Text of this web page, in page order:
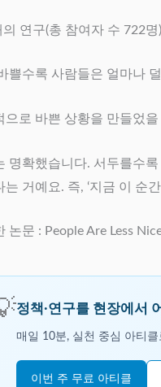
의 연구(총 참여자 수 722
쁠수록 사람들은 얼마나
으로 바쁜 상황을 만들었
명확했습니다. 서두를수
는 거예요. 즉, ‘지금 이 순
논문 : People Are Less
정책·연구를 현장에서
매일 10분, 실천 중심 아티
이번 주 무료 아티클